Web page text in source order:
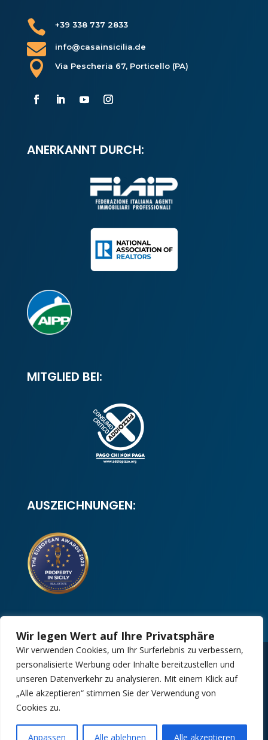
Wir legen Wert auf Ihre Privatsphäre
Wir verwenden Cookies, um Ihr Surferlebnis zu verbessern,
personalisierte Werbung oder Inhalte bereitzustellen und
unseren Datenverkehr zu analysieren. Mit einem Klick auf
„Alle akzeptieren“ stimmen Sie der Verwendung von
Cookies zu.
Anpassen Alle ablehnen Alle akzeptieren
 +39 338 737 2833
 info@casainsicilia.de
 Via Pescheria 67, Porticello (PA)
ANERKANNT DURCH:
MITGLIED BEI:
AUSZEICHNUNGEN:
Copyright 2025 | Property in Sicily S.R.L. –
International Real Estate Agency • P.IVA: IT –
06925560820 • REA: PA – 425350
Design by:Kappaelle Comunicazione